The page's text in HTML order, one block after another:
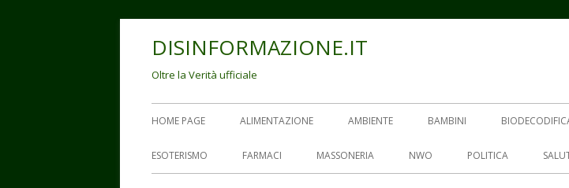
DISINFORMAZIONE.IT
Oltre la Verità ufficiale
Menu
principale
HOME PAGE ALIMENTAZIONE AMBIENTE BAMBINI
ESOTERISMO FARMACI MASSONERIA NWO POLITICA